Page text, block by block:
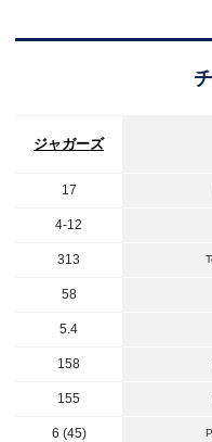
ジャガーズ
17
4-12
313
58
5.4
158
155
6 (45)